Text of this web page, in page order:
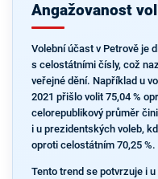
Angažovanost
Volební účast v Petrově je
s celostátními čísly, což
veřejné dění. Například u
2021 přišlo volit 75,04 %
celorepublikový průměr
i u prezidentských voleb,
oproti celostátním 70,25 %.
Tento trend se potvrzuje i